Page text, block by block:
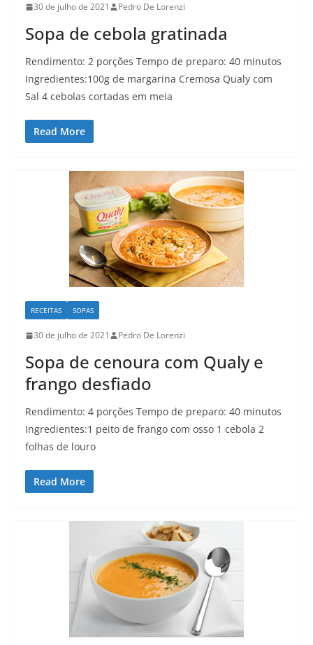
30 de julho de 2021 Pedro De Lorenzi
Sopa de cebola gratinada
Rendimento: 2 porções Tempo de preparo: 40 minutos
Ingredientes:100g de margarina Cremosa Qualy com
Sal 4 cebolas cortadas em meia
Read More
RECEITAS SOPAS
30 de julho de 2021 Pedro De Lorenzi
Sopa de cenoura com Qualy e
frango desfiado
Rendimento: 4 porções Tempo de preparo: 40 minutos
Ingredientes:1 peito de frango com osso 1 cebola 2
folhas de louro
Read More